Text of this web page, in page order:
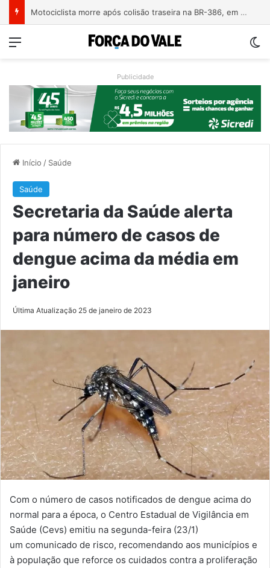
Motociclista morre após colisão traseira na BR-386, em Triunfo
Menu
Publicidade
Início / Saúde
Saúde
Secretaria da Saúde alerta
para número de casos de
dengue acima da média em
janeiro
Última Atualização 25 de janeiro de 2023
Com o número de casos notificados de dengue acima do
normal para a época, o Centro Estadual de Vigilância em
Saúde (Cevs) emitiu na segunda-feira (23/1)
um comunicado de risco, recomendando aos municípios e
à população que reforce os cuidados contra a proliferação